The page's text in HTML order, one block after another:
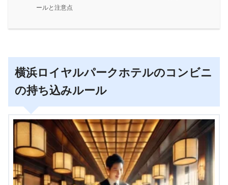
ールと注意点
横浜ロイヤルパークホテルのコンビニ
の持ち込みルール